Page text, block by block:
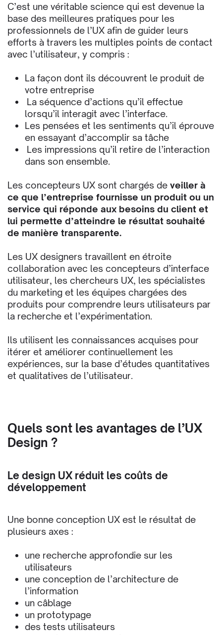
C’est une véritable science qui est devenue la
base des meilleures pratiques pour les
professionnels de l’UX afin de guider leurs
efforts à travers les multiples points de contact
avec l’utilisateur, y compris :
La façon dont ils découvrent le produit de
votre entreprise
La séquence d’actions qu’il effectue
lorsqu’il interagit avec l’interface.
Les pensées et les sentiments qu’il éprouve
en essayant d’accomplir sa tâche
Les impressions qu’il retire de l’interaction
dans son ensemble.
Les concepteurs UX sont chargés de veiller à
ce que l’entreprise fournisse un produit ou un
service qui réponde aux besoins du client et
lui permette d’atteindre le résultat souhaité
de manière transparente.
Les UX designers travaillent en étroite
collaboration avec les concepteurs d’interface
utilisateur, les chercheurs UX, les spécialistes
du marketing et les équipes chargées des
produits pour comprendre leurs utilisateurs par
la recherche et l’expérimentation.
Ils utilisent les connaissances acquises pour
itérer et améliorer continuellement les
expériences, sur la base d’études quantitatives
et qualitatives de l’utilisateur.
Quels sont les avantages de l’UX
Design ?
Le design UX réduit les coûts de
développement
Une bonne conception UX est le résultat de
plusieurs axes :
une recherche approfondie sur les
utilisateurs
une conception de l’architecture de
l’information
un câblage
un prototypage
des tests utilisateurs
Abonnez-vous pour
obtenir un guide
Obtenez la meilleure ressource sur la façon de
beaux.